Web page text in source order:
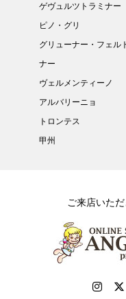
ゲヴュルツトラミナー
ピノ・グリ
グリューナー・フェル
ナー
ヴェルメンティーノ
アルバリーニョ
トロンテス
甲州
ご来店いた